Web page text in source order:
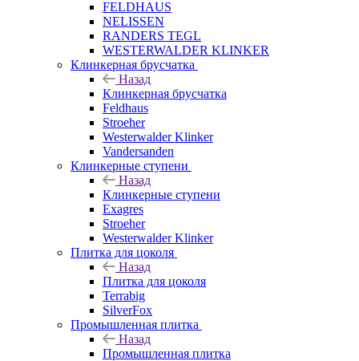
FELDHAUS
NELISSEN
RANDERS TEGL
WESTERWALDER KLINKER
Клинкерная брусчатка
Назад
Клинкерная брусчатка
Feldhaus
Stroeher
Westerwalder Klinker
Vandersanden
Клинкерные ступени
Назад
Клинкерные ступени
Exagres
Stroeher
Westerwalder Klinker
Плитка для цоколя
Назад
Плитка для цоколя
Terrabig
SilverFox
Промышленная плитка
Назад
Промышленная плитка